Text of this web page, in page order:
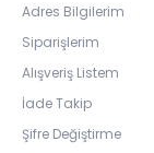
Adres Bilgilerim
Siparişlerim
Alışveriş Listem
İade Takip
Şifre Değiştirme